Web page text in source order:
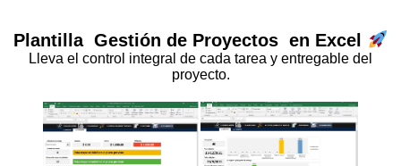
Plantilla Gestión de Proyectos en Excel
Lleva el control integral de cada tarea y entregable del
proyecto.